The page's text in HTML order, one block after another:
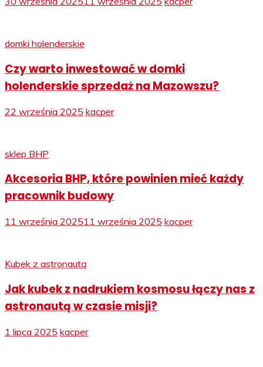
domki holenderskie
Czy warto inwestować w domki
holenderskie sprzedaż na Mazowszu?
22 września 2025 kacper
sklep BHP
Akcesoria BHP, które powinien mieć każdy
pracownik budowy
11 września 202511 września 2025 kacper
Kubek z astronautą
Jak kubek z nadrukiem kosmosu łączy nas z
astronautą w czasie misji?
1 lipca 2025 kacper